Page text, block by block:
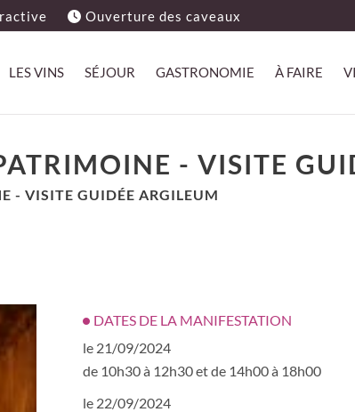
- VISITE
- VISITE GUIDÉE ARGILEUM
DATES DE LA MANIFESTATION
le 21/09/2024
de 10h30 à 12h30 et de 14h00 à 18h00
le 22/09/2024
Ouverture des caveaux
LES VINS SÉJOUR GASTRONOMIE À FAIRE